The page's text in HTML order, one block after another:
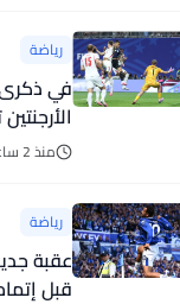
رياضة
في ذكرى
منذ 2 ساعة
رياضة
عقبة
قبل